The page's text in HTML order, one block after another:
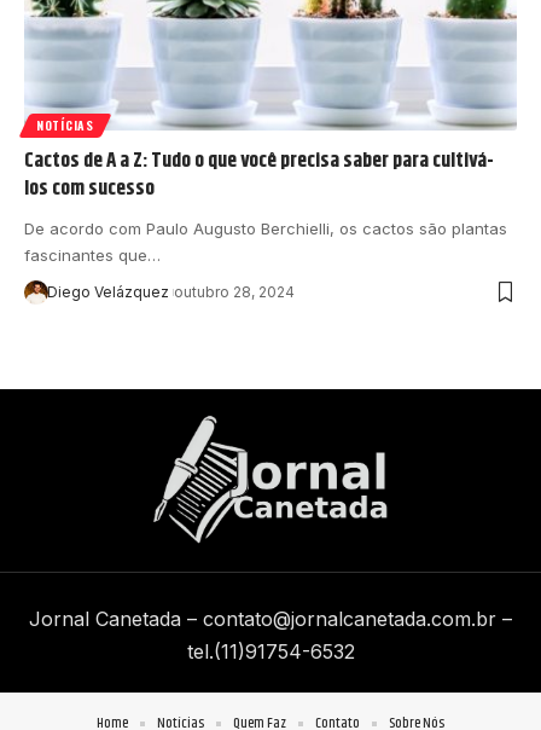
NOTÍCIAS
Cactos de A a Z: Tudo o que você precisa saber para cultivá-
los com sucesso
De acordo com Paulo Augusto Berchielli, os cactos são plantas
fascinantes que…
Diego Velázquez outubro 28, 2024
Jornal Canetada – contato@jornalcanetada.com.br –
tel.(11)91754-6532
Home Notícias Quem Faz Contato Sobre Nós